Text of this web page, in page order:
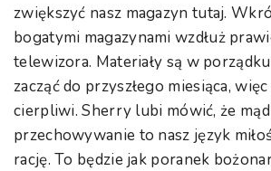
zwiększyć nasz magazyn tutaj.
bogatymi magazynami wzdłuż
telewizora. Materiały są w
zacząć do przyszłego miesiąca,
cierpliwi. Sherry lubi mówić, że
przechowywanie to nasz język
rację. To będzie jak poranek